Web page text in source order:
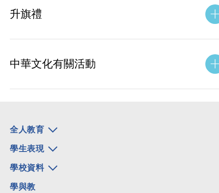
升旗禮
中華文化有關活動
全人教育
學生表現
學校資料
學與教